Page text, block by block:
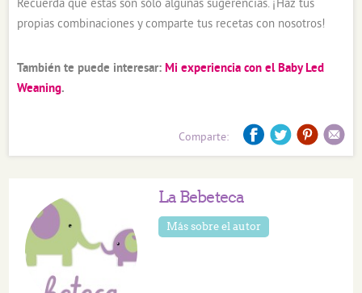
Recuerda que estas son sólo algunas sugerencias. ¡Haz tus
propias combinaciones y comparte tus recetas con nosotros!
También te puede interesar:Mi experiencia con el Baby Led
Weaning.
Comparte:
La Bebeteca
Más sobre el autor